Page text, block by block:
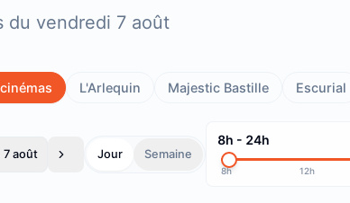
du vendredi 7 août
7 août Jour Semaine
8h - 24h
8h 12h
L'Arlequin Majestic Bastille Escurial